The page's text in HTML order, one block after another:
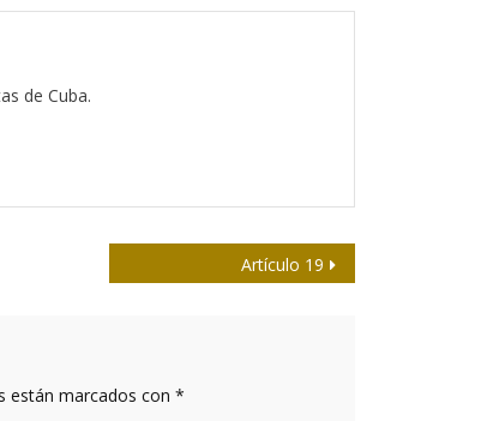
de Cuba.
Artículo 19
están marcados con *